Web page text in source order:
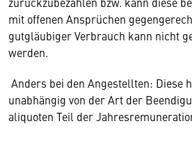
mit offenen Ansprüchen
gutgläubiger Verbrauch kann nicht
werden.
Anders bei den Angestellten: Diese
unabhängig von der Art der
aliquoten Teil der